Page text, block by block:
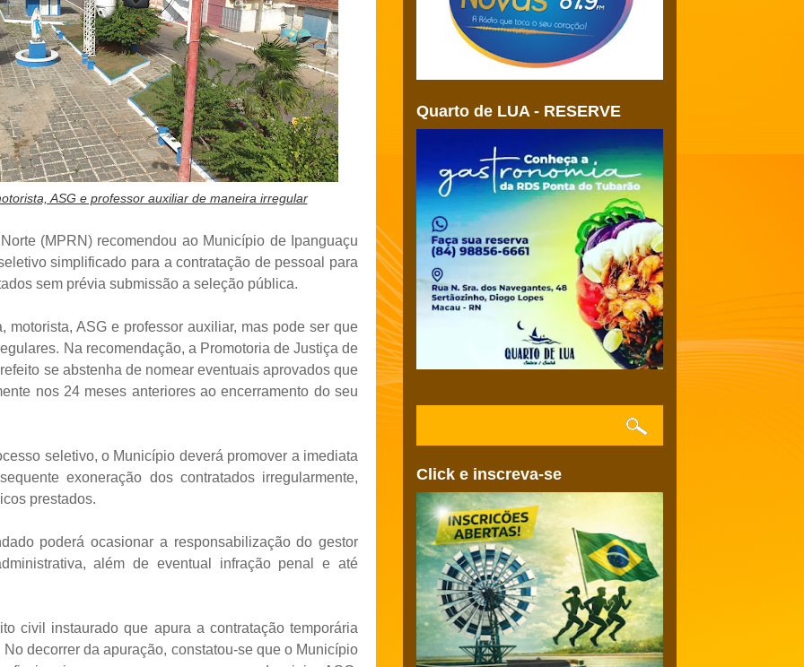
ASG e professor auxiliar de maneira irregular
(MPRN) recomendou ao Município de Ipanguaçu
simplificado para a contratação de pessoal para
sem prévia submissão a seleção pública.
motorista, ASG e professor auxiliar, mas pode ser que
Na recomendação, a Promotoria de Justiça de
se abstenha de nomear eventuais aprovados que
nos 24 meses anteriores ao encerramento do seu
seletivo, o Município deverá promover a imediata
exoneração dos contratados irregularmente,
prestados.
poderá ocasionar a responsabilização do gestor
além de eventual infração penal e até
civil instaurado que apura a contratação temporária
decorrer da apuração, constatou-se que o Município
Quarto de LUA - RESERVE
Click e inscreva-se